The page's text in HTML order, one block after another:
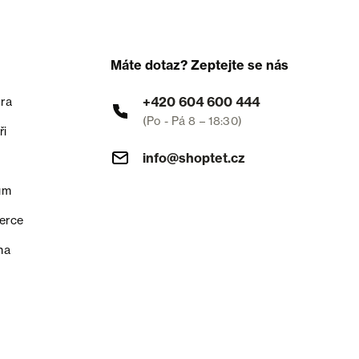
Máte dotaz? Zeptejte se nás
+420 604 600 444
(Po - Pá 8 – 18:30)
info@shoptet.cz